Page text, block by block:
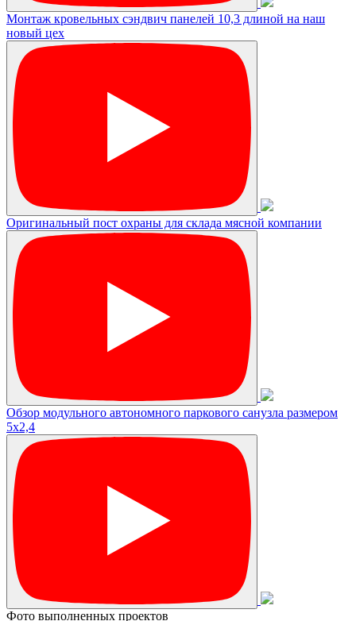
Монтаж кровельных сэндвич панелей 10,3 длиной на наш
новый цех
Оригинальный пост охраны для склада мясной компании
Обзор модульного автономного паркового санузла размером
5х2,4
Фото выполненных проектов